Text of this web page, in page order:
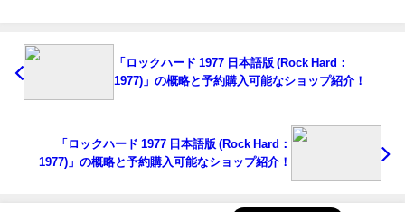
「ロックハード 1977 日本語版 (Rock Hard：
1977)」の概略と予約購入可能なショップ紹介！
「ロックハード 1977 日本語版 (Rock Hard：
1977)」の概略と予約購入可能なショップ紹介！